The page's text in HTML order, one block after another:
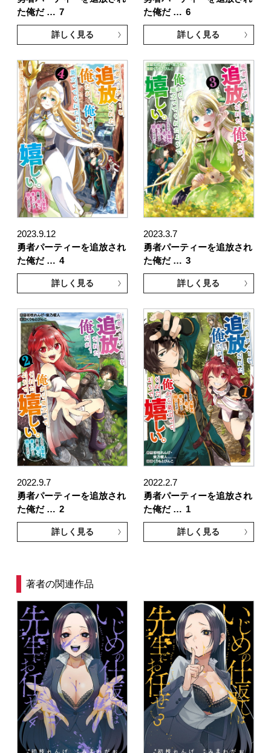
た俺だ … 7
詳しく見る
た俺だ … 6
詳しく見る
2023.9.12
勇者パーティーを追放され
た俺だ … 4
詳しく見る
2023.3.7
勇者パーティーを追放され
た俺だ … 3
詳しく見る
2022.9.7
勇者パーティーを追放され
た俺だ … 2
詳しく見る
2022.2.7
勇者パーティーを追放され
た俺だ … 1
詳しく見る
著者の関連作品